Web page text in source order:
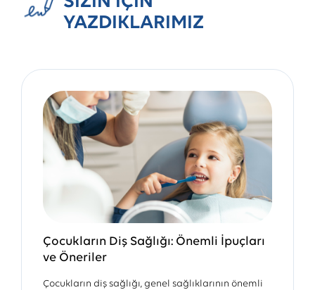
YAZDIKLARIMIZ
Çocukların Diş Sağlığı: Önemli İpuçları
ve Öneriler
Çocukların diş sağlığı, genel sağlıklarının önemli